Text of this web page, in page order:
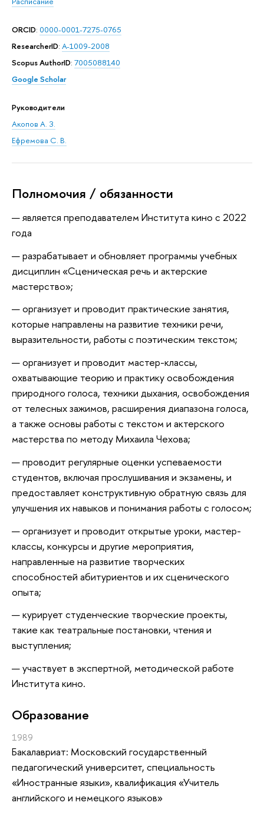
ORCID: 0000-0001-7275-0765
ResearcherID: A-1009-2008
Scopus AuthorID: 7005088140
Google Scholar
Руководители
Акопов А. З.
Ефремова С. В.
Полномочия / обязанности
является преподавателем Института кино с 2022
года
разрабатывает и обновляет программы учебных
дисциплин «Сценическая речь и актерские
мастерство»;
организует и проводит практические занятия,
которые направлены на развитие техники речи,
выразительности, работы с поэтическим текстом;
организует и проводит мастер-классы,
охватывающие теорию и практику освобождения
природного голоса, техники дыхания, освобождения
от телесных зажимов, расширения диапазона голоса,
а также основы работы с текстом и актерского
мастерства по методу Михаила Чехова;
проводит регулярные оценки успеваемости
студентов, включая прослушивания и экзамены, и
предоставляет конструктивную обратную связь для
улучшения их навыков и понимания работы с голосом;
организует и проводит открытые уроки, мастер-
классы, конкурсы и другие мероприятия,
направленные на развитие творческих
способностей абитуриентов и их сценического
опыта;
курирует студенческие творческие проекты,
такие как театральные постановки, чтения и
выступления;
участвует в экспертной, методической работе
Института кино.
Oбразование
1989
Бакалавриат: Московский государственный
педагогический университет, специальность
«Иностранные языки», квалификация «Учитель
английского и немецкого языков»